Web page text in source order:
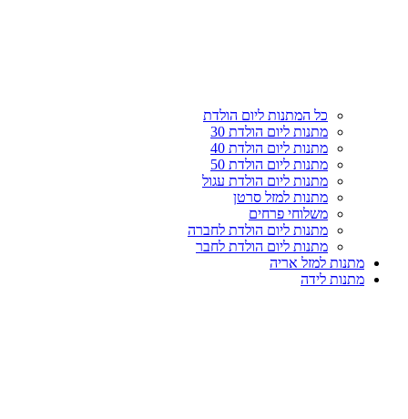
כל המתנות ליום הולדת
מתנות ליום הולדת 30
מתנות ליום הולדת 40
מתנות ליום הולדת 50
מתנות ליום הולדת עגול
מתנות למזל סרטן
משלוחי פרחים
מתנות ליום הולדת לחברה
מתנות ליום הולדת לחבר
מתנות למזל אריה
מתנות לידה